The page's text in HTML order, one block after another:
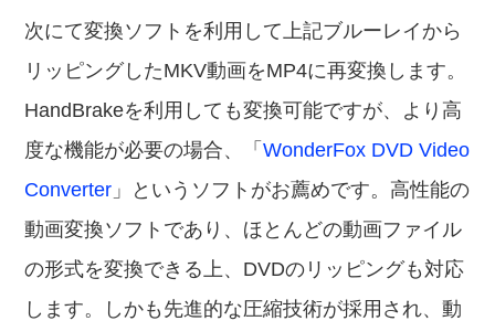
次にて変換ソフトを利用して上記ブルーレイから
リッピングしたMKV動画をMP4に再変換します。
HandBrakeを利用しても変換可能ですが、より高
度な機能が必要の場合、「WonderFox DVD Video
Converter 」というソフトがお薦めです。高性能の
動画変換ソフトであり、ほとんどの動画ファイル
の形式を変換できる上、DVDのリッピングも対応
します。しかも先進的な圧縮技術が採用され、動